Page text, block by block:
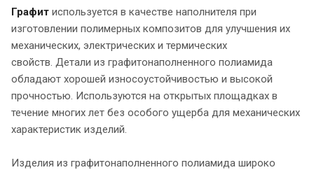
Графит используется в качестве наполнителя при
изготовлении полимерных композитов для улучшения их
механических, электрических и термических
свойств. Детали из графитонаполненного полиамида
обладают хорошей износоустойчивостью и высокой
прочностью. Используются на открытых площадках в
течение многих лет без особого ущерба для механических
характеристик изделий.
Изделия из графитонаполненного полиамида широко